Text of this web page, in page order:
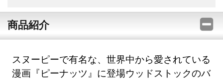
商品紹介
スヌーピーで有名な、世界中から愛されている
漫画『ピーナッツ』に登場ウッドストックのバ